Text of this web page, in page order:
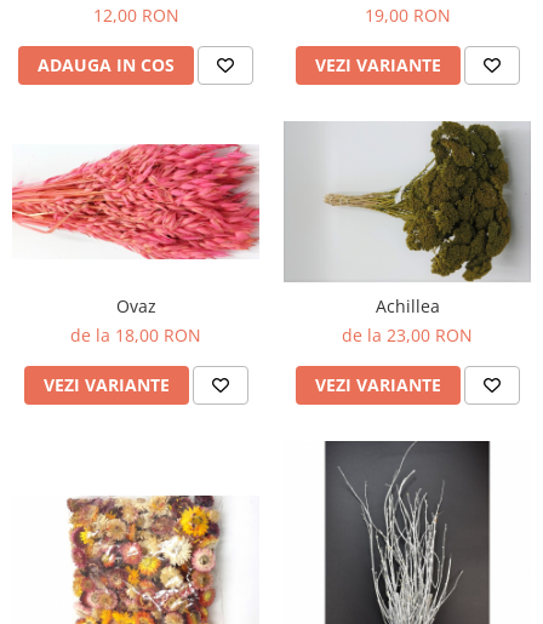
12,00 RON
ADAUGA IN COS
19,00 RON
VEZI VARIANTE
Ovaz
de la 18,00 RON
VEZI VARIANTE
Achillea
de la 23,00 RON
VEZI VARIANTE